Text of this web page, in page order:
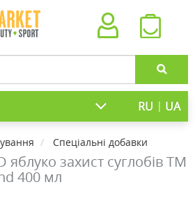
RU | UA
Спеціальні добавки
яблуко захист суглобів ТМ
400 мл